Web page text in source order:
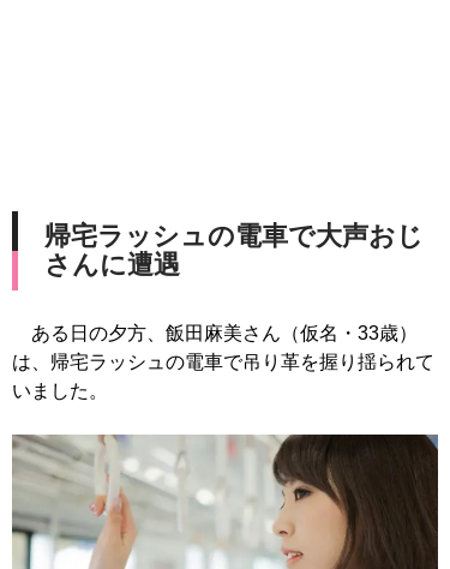
帰宅ラッシュの電車で大声おじ
さんに遭遇
ある日の夕方、飯田麻美さん（仮名・33歳）
は、帰宅ラッシュの電車で吊り革を握り揺られて
いました。